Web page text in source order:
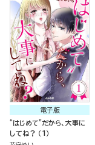
電子版
“はじめて”だから、大事に
してね？ （1）